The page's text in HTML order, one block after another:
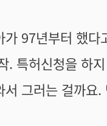
가 97년부터 했
. 특허신청을 하
서 그러는 걸까요